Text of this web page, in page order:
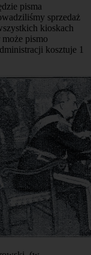
pisma
sprzedaż
kioskach
pismo
kosztuje 1